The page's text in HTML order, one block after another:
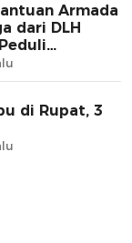
Armada
dari DLH
di Rupat, 3